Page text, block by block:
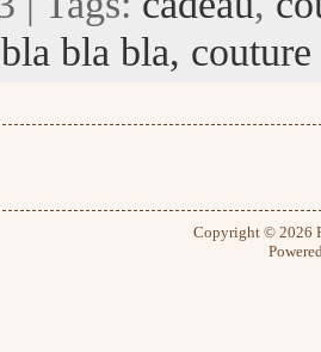
bla bla bla, couture
Copyright © 2026